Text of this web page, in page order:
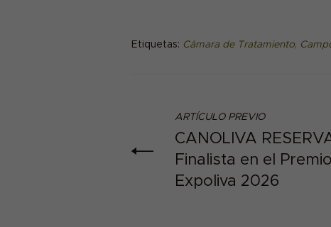
Etiquetas: Cámara de Tratamiento,
ARTÍCULO PREVIO
CANOLIVA
Finalista en el
Expoliva 2026